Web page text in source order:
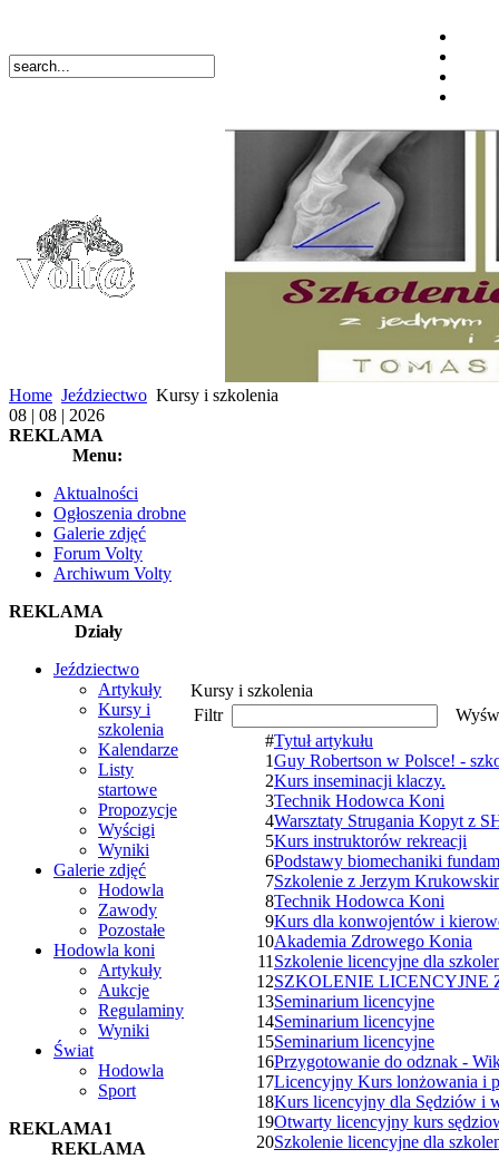
Home Jeździectwo Kursy i szkolenia
08 | 08 | 2026
REKLAMA
Menu:
Aktualności
Ogłoszenia drobne
Galerie zdjęć
Forum Volty
Archiwum Volty
REKLAMA
Działy
Jeździectwo
Artykuły
Kursy i
szkolenia
Kalendarze
Listy
startowe
Propozycje
Wyścigi
Wyniki
Galerie zdjęć
Hodowla
Zawody
Pozostałe
Hodowla koni
Artykuły
Aukcje
Regulaminy
Wyniki
Świat
Hodowla
Sport
REKLAMA1
REKLAMA
Kursy i szkolenia
Filtr
#Tytuł artykułu
1Guy Robertson w Polsce! -
2Kurs inseminacji klaczy.
3Technik Hodowca Koni
4Warsztaty Strugania Kopyt z
5Kurs instruktorów rekreacji
6Podstawy biomechaniki
7Szkolenie z Jerzym
8Technik Hodowca Koni
9Kurs dla konwojentów i
10Akademia Zdrowego Konia
11 Szkolenie licencyjne dla
12SZKOLENIE LICENCYJNE
13Seminarium licencyjne
14Seminarium licencyjne
15Seminarium licencyjne
16Przygotowanie do odznak -
17Licencyjny Kurs lonżowania i
18Kurs licencyjny dla Sędziów i
19Otwarty licencyjny kurs
20Szkolenie licencyjne dla